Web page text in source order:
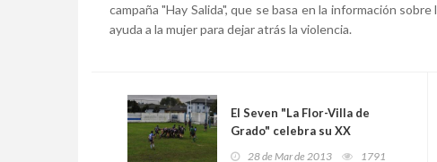
campaña "Hay Salida", que se basa en la información
ayuda a la mujer para dejar atrás la violencia.
El Seven "La Flor-Villa de
Grado" celebra su XX
edición
28 de Mar de 2013 1791